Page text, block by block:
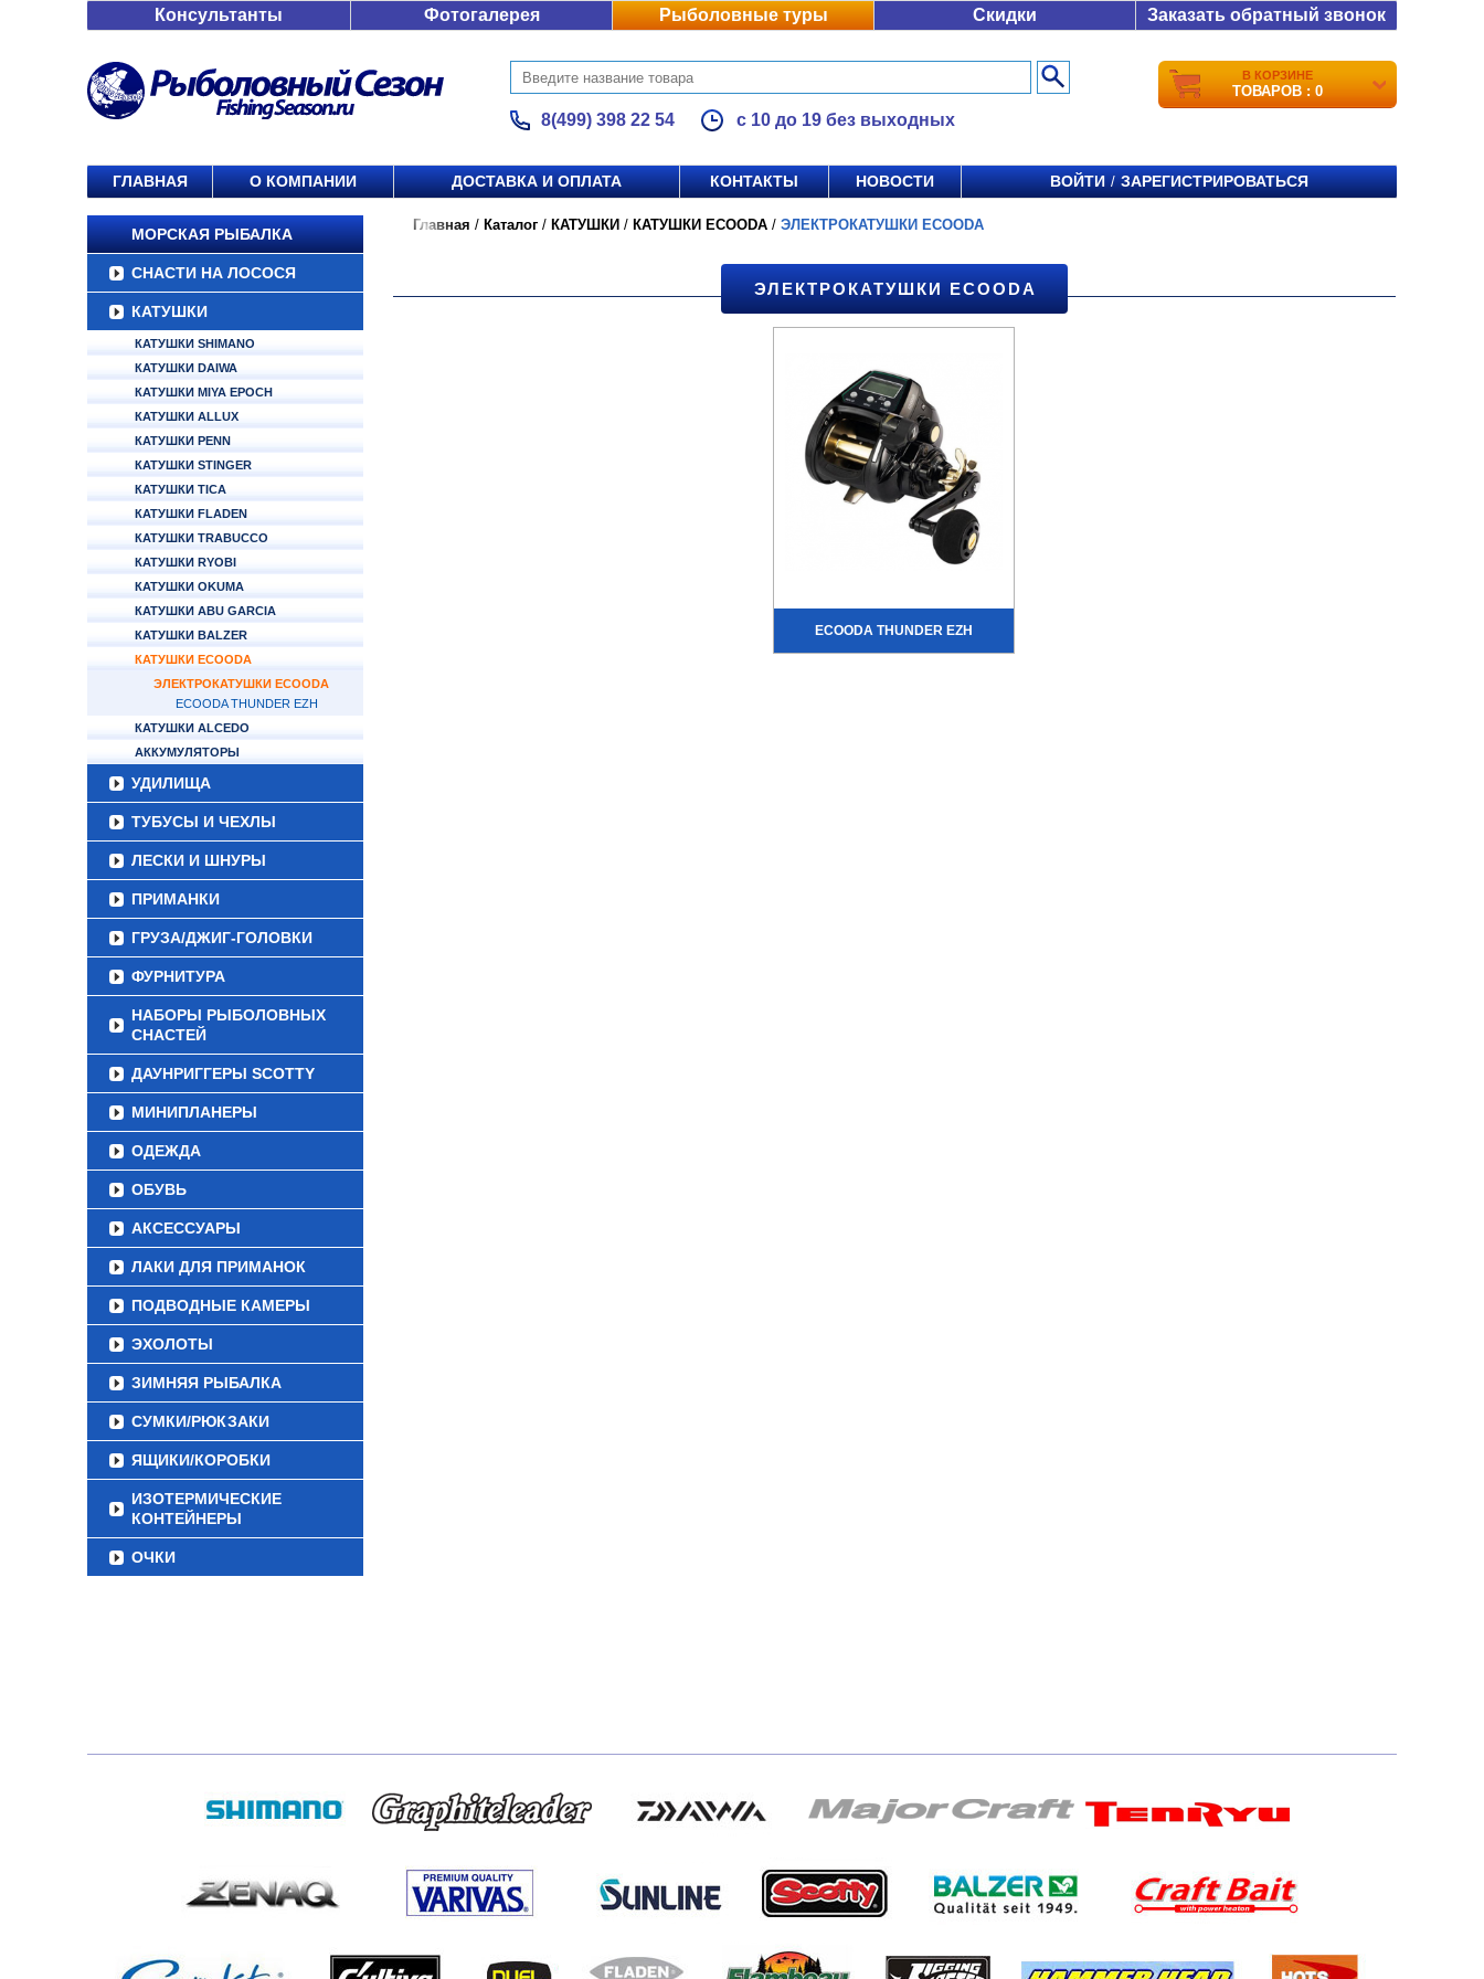
Консультанты Фотогалерея Рыболовные туры Скидки Заказать обратный звонок
8(499) 398 22 54 с 10 до 19 без выходных
В КОРЗИНЕ
ТОВАРОВ : 0
ГЛАВНАЯ О КОМПАНИИ ДОСТАВКА И ОПЛАТА КОНТАКТЫ НОВОСТИ ВОЙТИ / ЗАРЕГИСТРИРОВАТЬСЯ
МОРСКАЯ РЫБАЛКА
СНАСТИ НА ЛОСОСЯ
КАТУШКИ
КАТУШКИ SHIMANO
КАТУШКИ DAIWA
КАТУШКИ MIYA EPOCH
КАТУШКИ ALLUX
КАТУШКИ PENN
КАТУШКИ STINGER
КАТУШКИ TICA
КАТУШКИ FLADEN
КАТУШКИ TRABUCCO
КАТУШКИ RYOBI
КАТУШКИ OKUMA
КАТУШКИ ABU GARCIA
КАТУШКИ BALZER
КАТУШКИ ECOODA
ЭЛЕКТРОКАТУШКИ ECOODA
ECOODA THUNDER EZH
КАТУШКИ ALCEDO
АККУМУЛЯТОРЫ
УДИЛИЩА
ТУБУСЫ И ЧЕХЛЫ
ЛЕСКИ И ШНУРЫ
ПРИМАНКИ
ГРУЗА/ДЖИГ-ГОЛОВКИ
ФУРНИТУРА
НАБОРЫ РЫБОЛОВНЫХ
СНАСТЕЙ
ДАУНРИГГЕРЫ SCOTTY
МИНИПЛАНЕРЫ
ОДЕЖДА
ОБУВЬ
АКСЕССУАРЫ
ЛАКИ ДЛЯ ПРИМАНОК
ПОДВОДНЫЕ КАМЕРЫ
ЭХОЛОТЫ
ЗИМНЯЯ РЫБАЛКА
СУМКИ/РЮКЗАКИ
ЯЩИКИ/КОРОБКИ
ИЗОТЕРМИЧЕСКИЕ
КОНТЕЙНЕРЫ
ОЧКИ
Главная / Каталог / КАТУШКИ / КАТУШКИ ECOODA / ЭЛЕКТРОКАТУШКИ ECOODA
ЭЛЕКТРОКАТУШКИ ECOODA
ECOODA THUNDER EZH